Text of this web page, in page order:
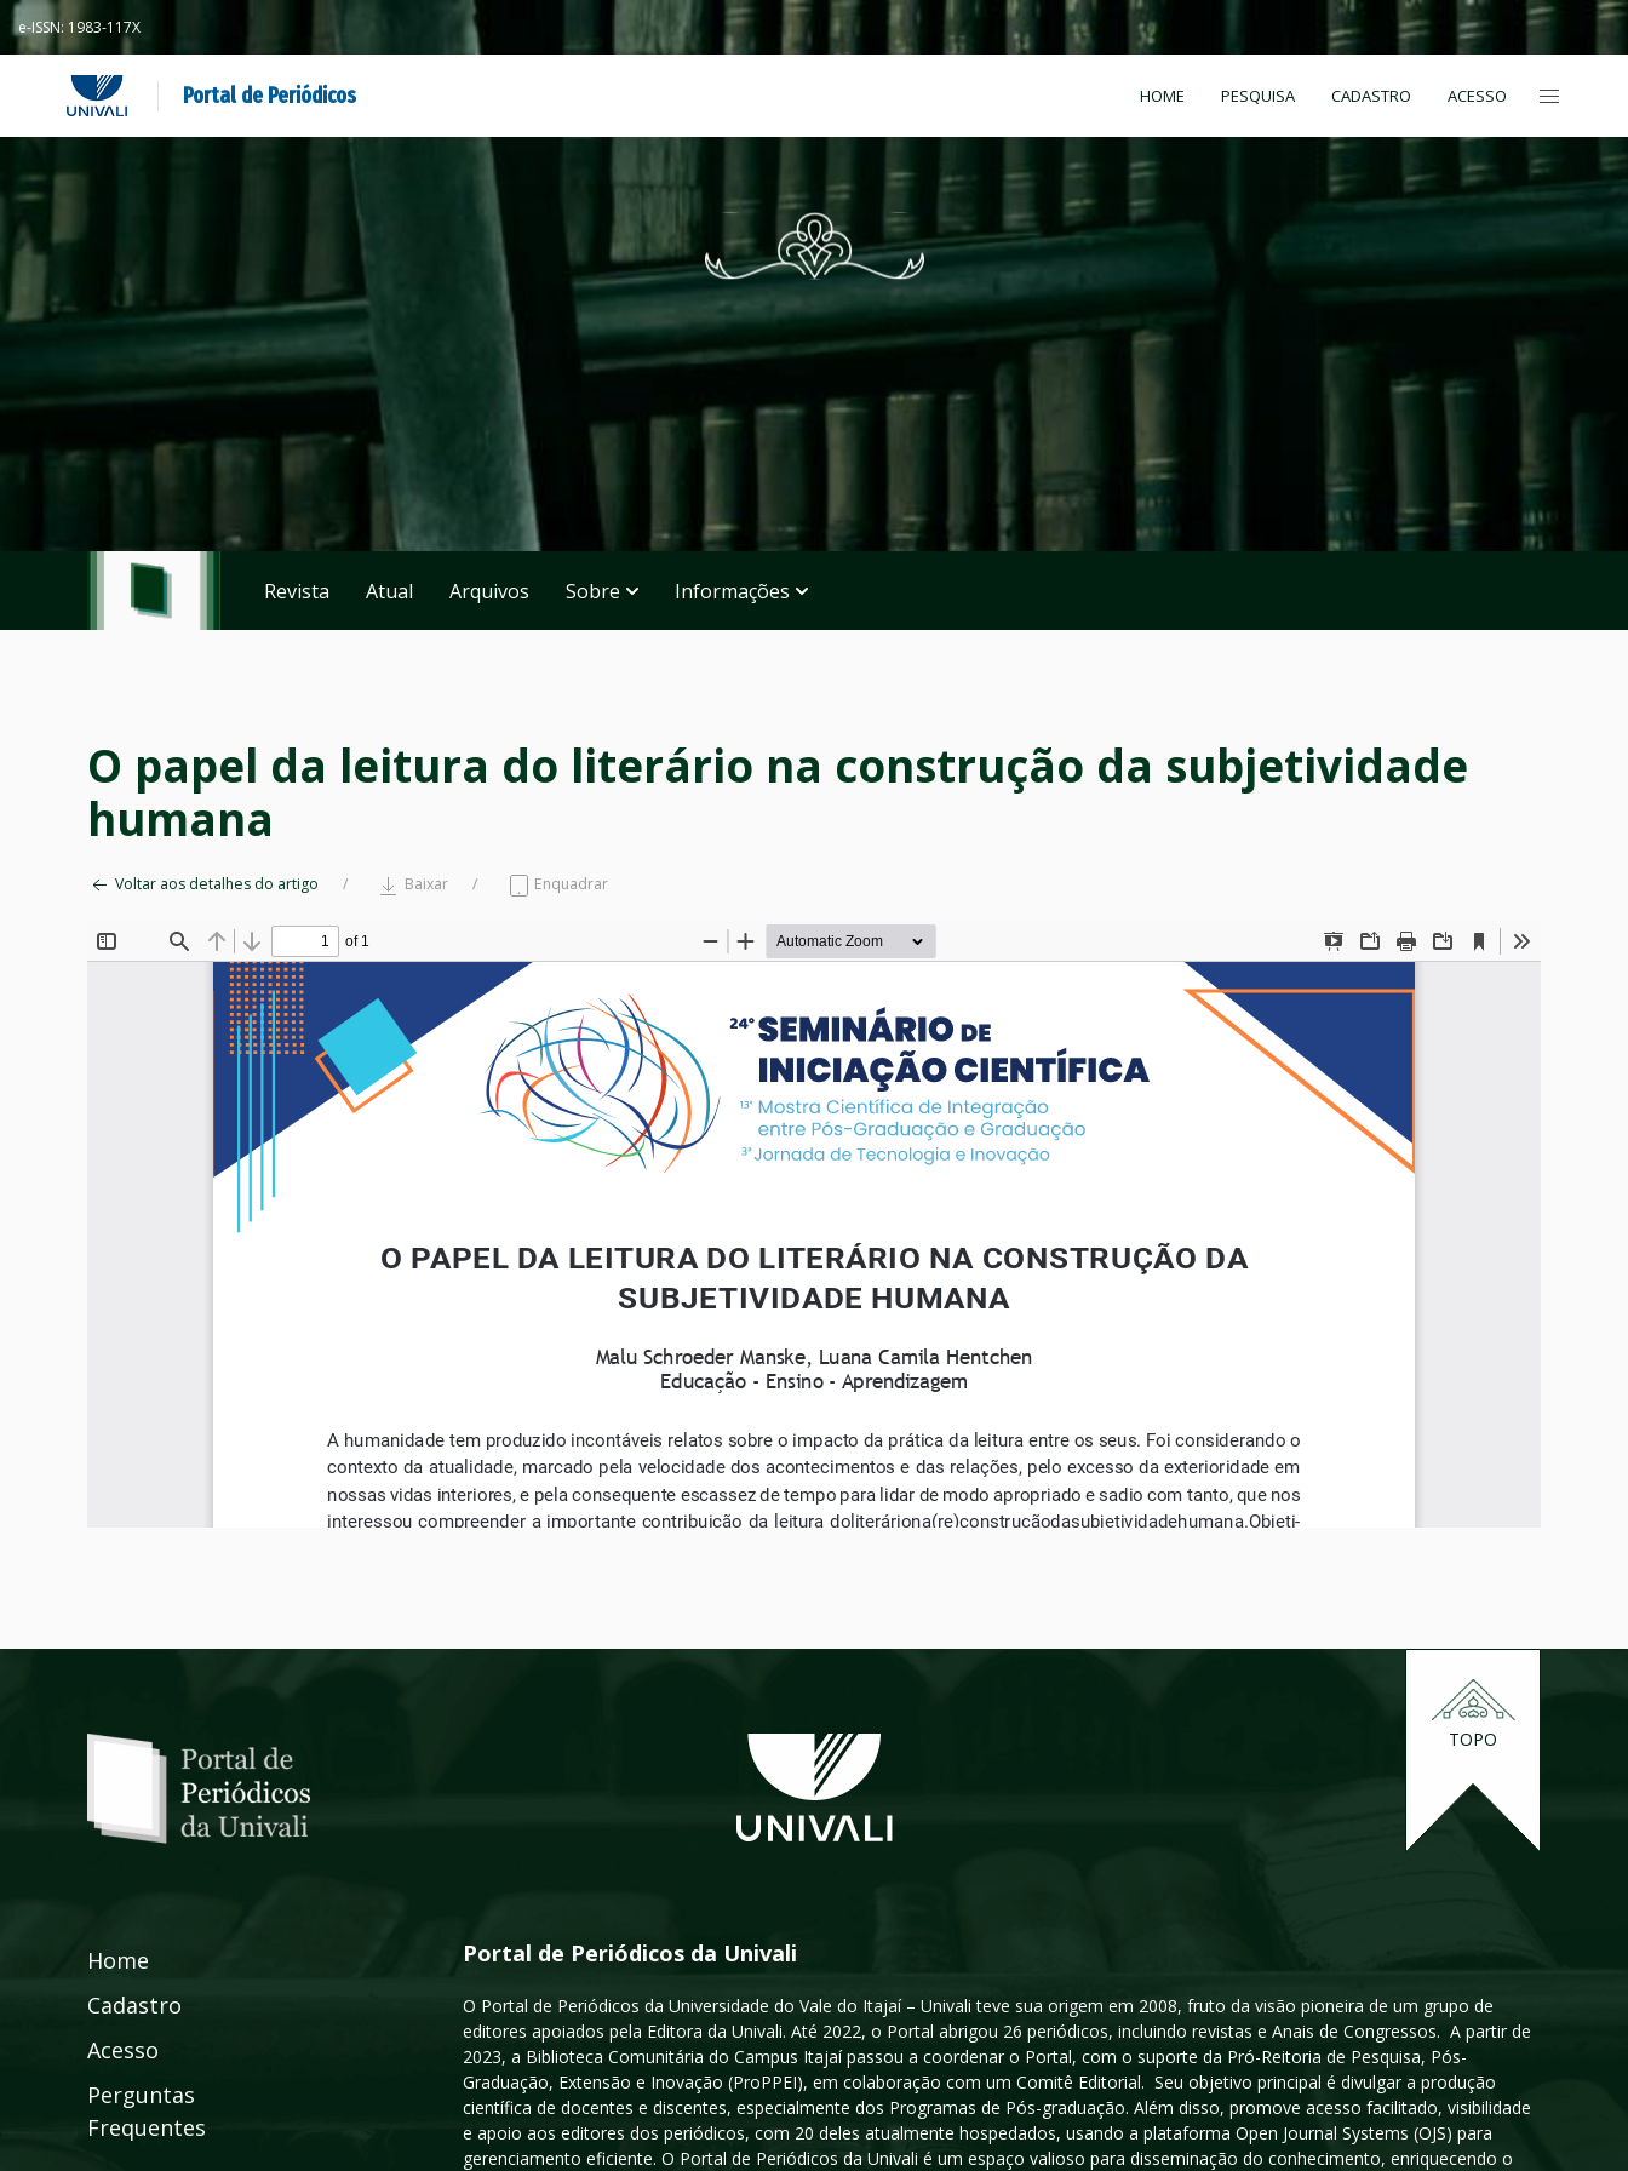
e-ISSN: 1983-117X
Portal de Periódicos HOME PESQUISA CADASTRO ACESSO
Revista Atual Arquivos Sobre Informações
O papel da leitura do literário na construção da subjetividade
humana
Voltar aos detalhes do artigo Baixar Enquadrar
TOPO
Home
Cadastro
Acesso
Perguntas
Frequentes
Portal de Periódicos da Univali
O Portal de Periódicos da Universidade do Vale do Itajaí – Univali teve sua origem em 2008, fruto da visão pioneira de um grupo de
editores apoiados pela Editora da Univali. Até 2022, o Portal abrigou 26 periódicos, incluindo revistas e Anais de Congressos. A partir de
2023, a Biblioteca Comunitária do Campus Itajaí passou a coordenar o Portal, com o suporte da Pró-Reitoria de Pesquisa, Pós-
Graduação, Extensão e Inovação (ProPPEI), em colaboração com um Comitê Editorial. Seu objetivo principal é divulgar a produção
científica de docentes e discentes, especialmente dos Programas de Pós-graduação. Além disso, promove acesso facilitado, visibilidade
e apoio aos editores dos periódicos, com 20 deles atualmente hospedados, usando a plataforma Open Journal Systems (OJS) para
gerenciamento eficiente. O Portal de Periódicos da Univali é um espaço valioso para disseminação do conhecimento, enriquecendo o